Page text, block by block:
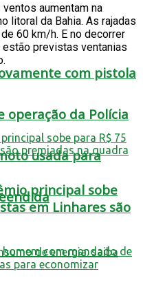
com pistola
da Polícia
usada para
aumentam na
litoral da Bahia. As rajadas
60 km/h. E no decorrer
previstas ventanias
principal sobe
em Linhares são